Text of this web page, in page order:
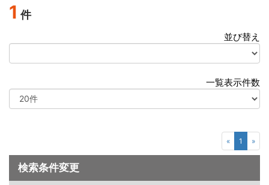
1 件
並び替え
一覧表示件数
« 1 »
検索条件変更